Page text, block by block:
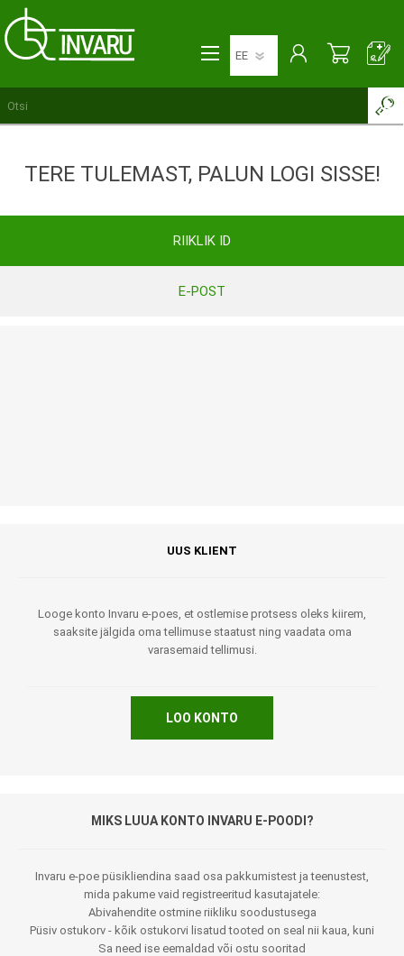
TERE TULEMAST, PALUN LOGI SISSE!
RIIKLIK ID
E-POST
UUS KLIENT
Looge konto Invaru e-poes, et ostlemise protsess oleks kiirem,
saaksite jälgida oma tellimuse staatust ning vaadata oma
varasemaid tellimusi.
LOO KONTO
MIKS LUUA KONTO INVARU E-POODI?
Invaru e-poe püsikliendina saad osa pakkumistest ja teenustest,
mida pakume vaid registreeritud kasutajatele:
Abivahendite ostmine riikliku soodustusega
Püsiv ostukorv - kõik ostukorvi lisatud tooted on seal nii kaua, kuni
Sa need ise eemaldad või ostu sooritad